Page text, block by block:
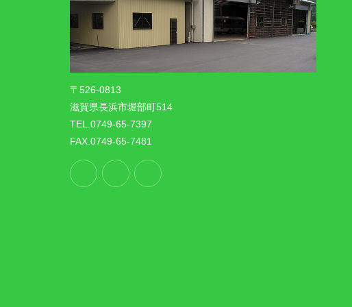
〒526-0813
滋賀県長浜市堀部町514
TEL.0749-65-7397
FAX.0749-65-7481